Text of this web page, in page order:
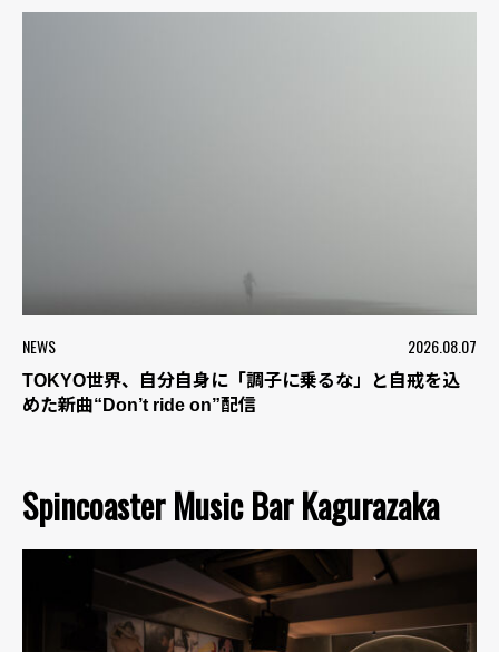
NEWS 2026.08.07
TOKYO世界、自分自身に「調子に乗るな」と自戒を込
めた新曲“Don’t ride on”配信
Spincoaster Music Bar Kagurazaka